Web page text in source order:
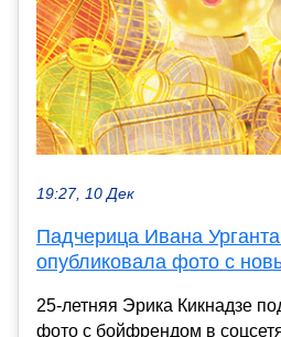
19:27, 10 Дек
Падчерица Ивана
опубликовала фото с
25-летняя Эрика Кикнадзе
фото с бойфрендом в